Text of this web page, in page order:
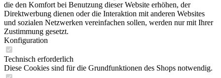
die den Komfort bei Benutzung dieser Website erhöhen, der
Direktwerbung dienen oder die Interaktion mit anderen Websites
und sozialen Netzwerken vereinfachen sollen, werden nur mit Ihrer
Zustimmung gesetzt.
Konfiguration
Technisch erforderlich
Diese Cookies sind für die Grundfunktionen des Shops notwendig.